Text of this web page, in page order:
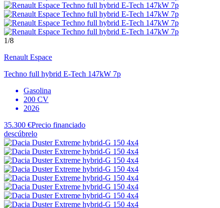
1/8
Renault Espace
Techno full hybrid E-Tech 147kW 7p
Gasolina
200 CV
2026
35.300 €Precio financiado
descúbrelo